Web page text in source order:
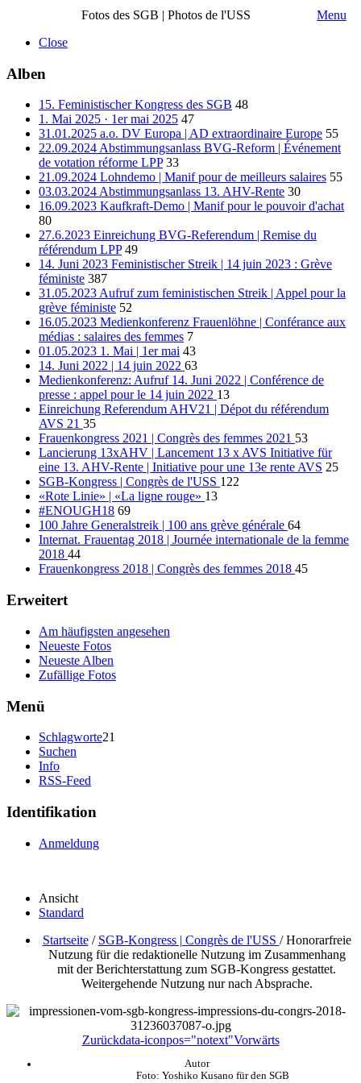
Fotos des SGB | Photos de l'USS
Menu
Close
Alben
15. Feministischer Kongress des SGB 48
1. Mai 2025 · 1er mai 2025 47
31.01.2025 a.o. DV Europa | AD extraordinaire Europe 55
22.09.2024 Abstimmungsanlass BVG-Reform | Événement
de votation réforme LPP 33
21.09.2024 Lohndemo | Manif pour de meilleurs salaires 55
03.03.2024 Abstimmungsanlass 13. AHV-Rente 30
16.09.2023 Kaufkraft-Demo | Manif pour le pouvoir d'achat
80
27.6.2023 Einreichung BVG-Referendum | Remise du
référendum LPP 49
14. Juni 2023 Feministischer Streik | 14 juin 2023 : Grève
féministe 387
31.05.2023 Aufruf zum feministischen Streik | Appel pour la
grève féministe 52
16.05.2023 Medienkonferenz Frauenlöhne | Conférance aux
médias : salaires des femmes 7
01.05.2023 1. Mai | 1er mai 43
14. Juni 2022 | 14 juin 2022 63
Medienkonferenz: Aufruf 14. Juni 2022 | Conférence de
presse : appel pour le 14 juin 2022 13
Einreichung Referendum AHV21 | Dépot du référendum
AVS 21 35
Frauenkongress 2021 | Congrès des femmes 2021 53
Lancierung 13xAHV | Lancement 13 x AVS Initiative für
eine 13. AHV-Rente | Initiative pour une 13e rente AVS 25
SGB-Kongress | Congrès de l'USS 122
«Rote Linie» | «La ligne rouge» 13
#ENOUGH18 69
100 Jahre Generalstreik | 100 ans grève générale 64
Internat. Frauentag 2018 | Journée internationale de la femme
2018 44
Frauenkongress 2018 | Congrès des femmes 2018 45
Erweitert
Am häufigsten angesehen
Neueste Fotos
Neueste Alben
Zufällige Fotos
Menü
Schlagworte21
Suchen
Info
RSS-Feed
Identifikation
Anmeldung
Ansicht
Standard
Startseite/ SGB-Kongress | Congrès de l'USS /Honorarfreie
Nutzung für die redaktionelle Nutzung im Zusammenhang
mit der Berichterstattung zum SGB-Kongress gestattet.
Weitergehende Nutzung nur nach Absprache.
Zurückdata-iconpos="notext"Vorwärts
Autor
Foto: Yoshiko Kusano für den SGB